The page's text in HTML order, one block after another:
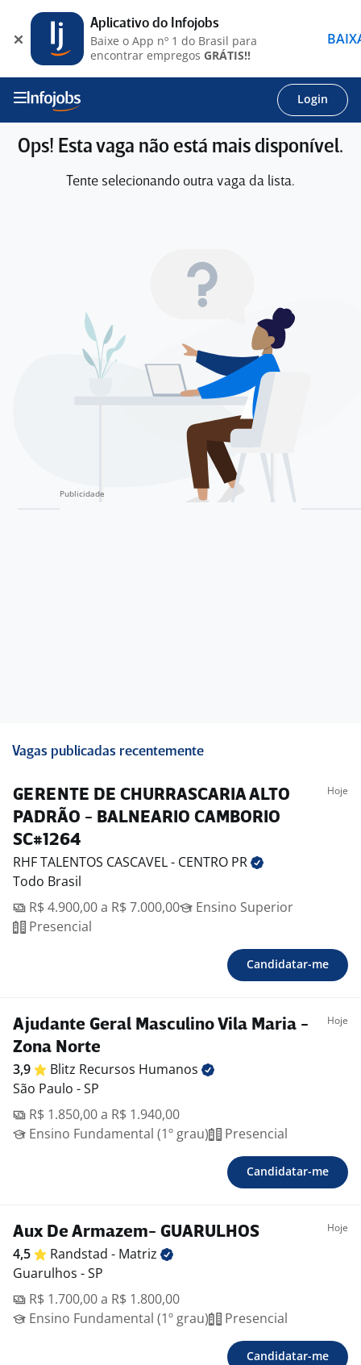
Login
Ops! Esta vaga não está mais disponível.
Tente selecionando outra vaga da lista.
Vagas publicadas recentemente
GERENTE DE CHURRASCARIA ALTO
PADRÃO - BALNEARIO CAMBORIO
SC#1264
Hoje
RHF TALENTOS CASCAVEL - CENTRO PR
Todo Brasil
R$ 4.900,00 a R$ 7.000,00
Ensino Superior
Presencial
Candidatar-me
Ajudante Geral Masculino Vila Maria -
Zona Norte
Hoje
3,9 Blitz Recursos Humanos
São Paulo - SP
R$ 1.850,00 a R$ 1.940,00
Ensino Fundamental (1º grau)
Presencial
Candidatar-me
Aux De Armazem- GUARULHOS Hoje
4,5 Randstad - Matriz
Guarulhos - SP
R$ 1.700,00 a R$ 1.800,00
Ensino Fundamental (1º grau)
Presencial
Candidatar-me
Aplicativo do Infojobs
Baixe o App nº 1 do Brasil para
encontrar empregos GRÁTIS!!